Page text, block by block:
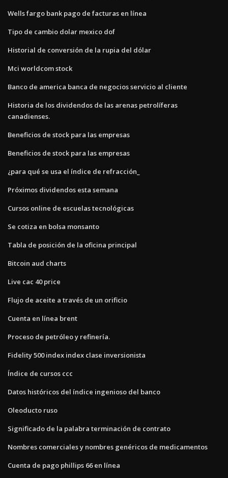
Wells fargo bank pago de facturas en línea
Tipo de cambio dolar mexico dof
Historial de conversión de la rupia del dólar
Mci worldcom stock
Banco de america banca de negocios servicio al cliente
Historia de los dividendos de las arenas petrolíferas
canadienses.
Beneficios de stock para las empresas
Beneficios de stock para las empresas
¿para qué se usa el índice de refracción_
Próximos dividendos esta semana
Cursos online de escuelas tecnológicas
Se cotiza en bolsa monsanto
Tabla de posición de la oficina principal
Bitcoin aud charts
Live cac 40 price
Flujo de aceite a través de un orificio
Cuenta en línea brent
Proceso de petróleo y refinería.
Fidelity 500 index index clase inversionista
Índice de cursos ccc
Datos históricos del índice ingenioso del banco
Oleoducto ruso
Significado de la palabra terminación de contrato
Nombres comerciales y nombres genéricos de medicamentos
Cuenta de pago phillips 66 en línea